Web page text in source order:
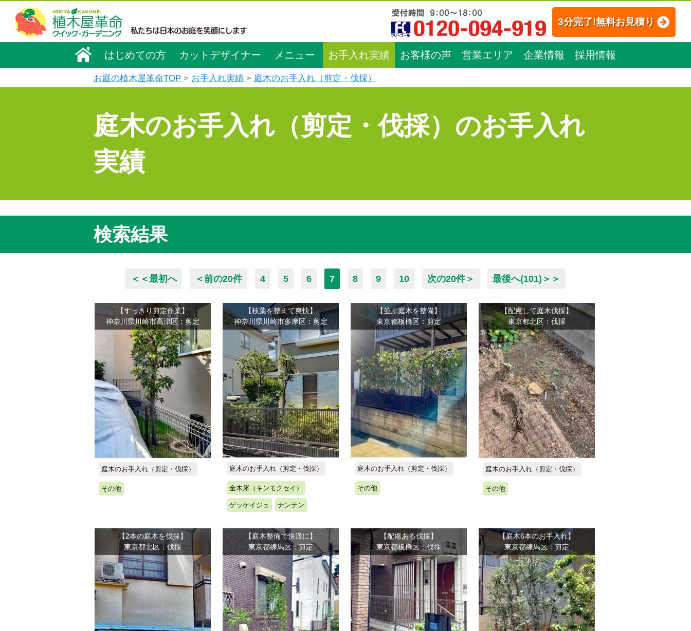
3分完了!無料お見積り
はじめての方 カットデザイナー メニュー お手入れ実績 お客様の声 営業エリア 企業情報 採用情報
お庭の植木屋革命TOP お手入れ実績 庭木のお手入れ（剪定・伐採）
庭木のお手入れ（剪定・伐採）のお手入れ
実績
検索結果
＜＜最初へ ＜前の20件 4 5 6 7 8 9 10 次の20件＞ 最後へ(101)＞＞
【すっきり剪定作業】
神奈川県川崎市高津区：剪定
庭木のお手入れ（剪定・伐採）
その他
【枝葉を整えて爽快】
神奈川県川崎市多摩区：剪定
庭木のお手入れ（剪定・伐採）
金木犀（キンモクセイ）
ゲッケイジュ ナンテン
【並ぶ庭木を整備】
東京都板橋区：剪定
庭木のお手入れ（剪定・伐採）
その他
【配慮して庭木伐採】
東京都北区：伐採
庭木のお手入れ（剪定・伐採）
その他
【2本の庭木を伐採】
東京都北区：伐採
【庭木整備で快適に】
東京都練馬区：剪定
【配慮ある伐採】
東京都板橋区：伐採
【庭木6本のお手入れ】
東京都練馬区：剪定